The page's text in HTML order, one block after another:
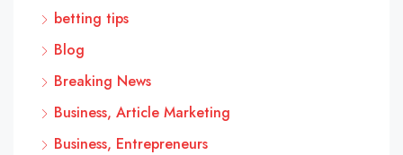
betting tips
Blog
Breaking News
Business, Article Marketing
Business, Entrepreneurs